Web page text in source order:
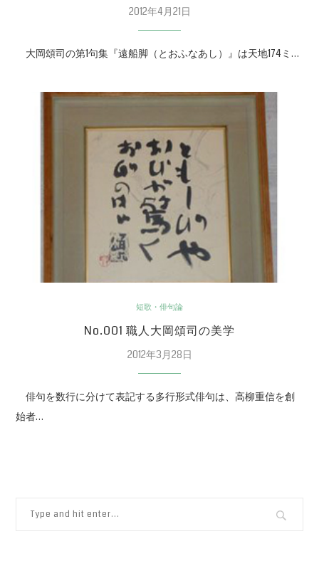
2012年4月21日
大岡頌司の第1句集『遠船脚（とおふなあし）』は天地174ミ…
短歌・俳句論
No.001 職人大岡頌司の美学
2012年3月28日
俳句を数行に分けて表記する多行形式俳句は、高柳重信を創
始者…